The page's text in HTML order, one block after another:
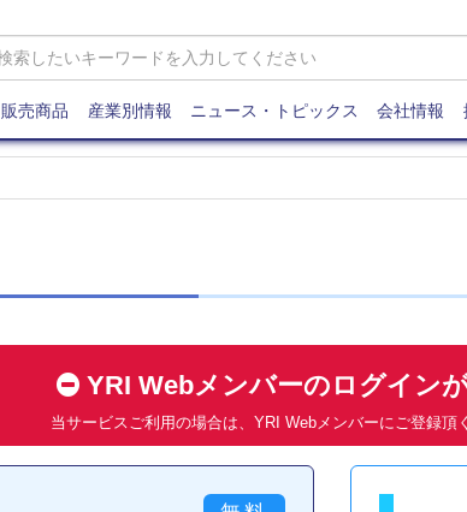
販売商品 産業別情報 ニュース・トピックス 会社情報
YRI Webメンバーのログイン
当サービスご利用の場合は、YRI Webメンバーにご登録頂